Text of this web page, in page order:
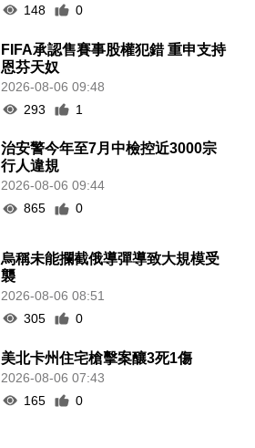
148 0
FIFA承認售賽事股權犯錯 重申支持
恩芬天奴
2026-08-06 09:48
293
1
治安警今年至7月中檢控近3000宗
行人違規
2026-08-06 09:44
865
0
烏稱未能攔截俄導彈導致大規模受
襲
2026-08-06 08:51
305
0
美北卡州住宅槍擊案釀3死1傷
2026-08-06 07:43
165
0